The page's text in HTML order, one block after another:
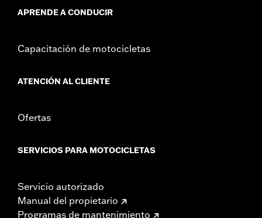
APRENDE A CONDUCIR
Capacitación de motocicletas
ATENCIÓN AL CLIENTE
Ofertas
SERVICIOS PARA MOTOCICLETAS
Servicio autorizado
Manual del propietario
Programas de mantenimiento